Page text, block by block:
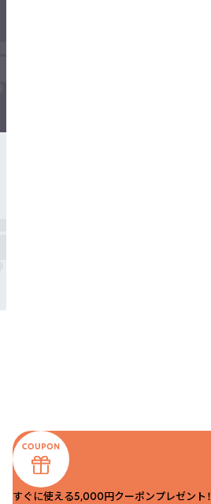
すぐに使える5,000円クーポンプレゼント！